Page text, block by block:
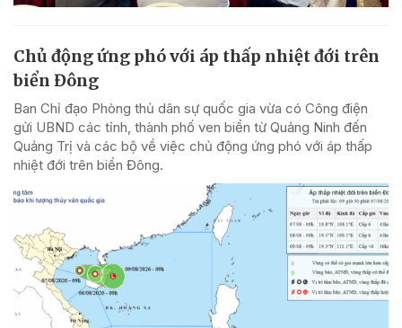
Chủ động ứng phó với áp thấp nhiệt đới trên
biển Đông
Ban Chỉ đạo Phòng thủ dân sự quốc gia vừa có Công điện
gửi UBND các tỉnh, thành phố ven biển từ Quảng Ninh đến
Quảng Trị và các bộ về việc chủ động ứng phó với áp thấp
nhiệt đới trên biển Đông.